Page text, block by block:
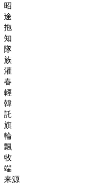
昭
途
拖
知
隊
族
灌
春
輕
韓
託
旗
輪
飄
牧
端
来源